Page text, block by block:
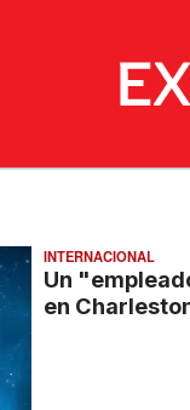
INTERNACIONAL
Un
en